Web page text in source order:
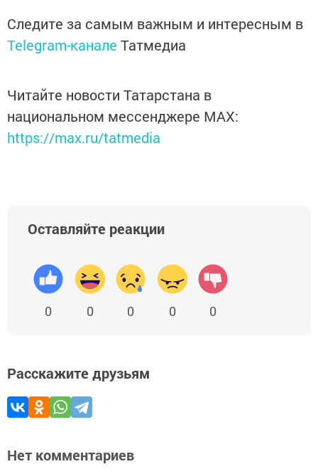
Следите за самым важным и интересным в
Telegram-канале Татмедиа
Читайте новости Татарстана в
национальном мессенджере MАХ:
https://max.ru/tatmedia
Оставляйте реакции
0 0 0 0 0
Расскажите друзьям
Нет комментариев